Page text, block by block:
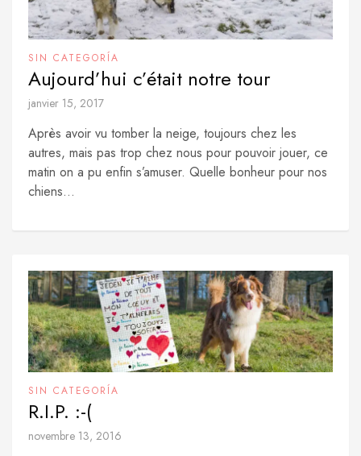
SIN CATEGORÍA
Aujourd’hui c’était notre tour
janvier 15, 2017
Après avoir vu tomber la neige, toujours chez les
autres, mais pas trop chez nous pour pouvoir jouer, ce
matin on a pu enfin s’amuser. Quelle bonheur pour nos
chiens...
SIN CATEGORÍA
R.I.P. :-(
novembre 13, 2016